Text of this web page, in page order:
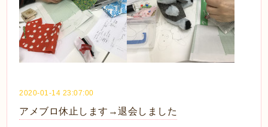
2020-01-14 23:07:00
アメブロ休止します→退会しました